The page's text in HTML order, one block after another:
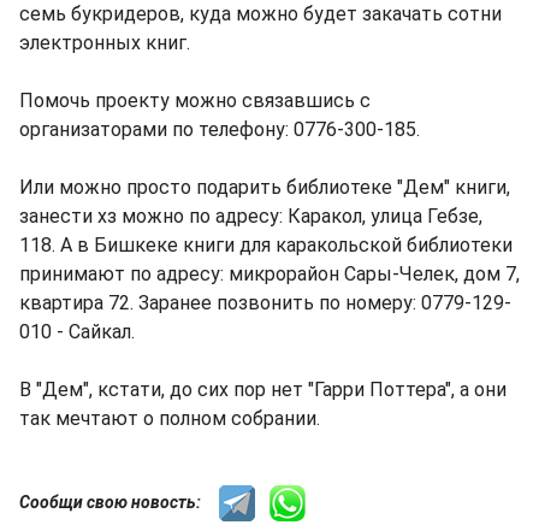
семь букридеров, куда можно будет закачать сотни
электронных книг.
Помочь проекту можно связавшись с
организаторами по телефону: 0776-300-185.
Или можно просто подарить библиотеке "Дем" книги,
занести хз можно по адресу: Каракол, улица Гебзе,
118. А в Бишкеке книги для каракольской библиотеки
принимают по адресу: микрорайон Сары-Челек, дом 7,
квартира 72. Заранее позвонить по номеру: 0779-129-
010 - Сайкал.
В "Дем", кстати, до сих пор нет "Гарри Поттера", а они
так мечтают о полном собрании.
Сообщи свою новость: